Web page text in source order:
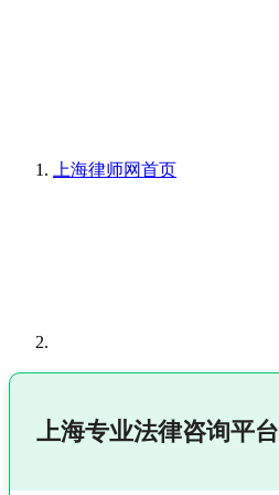
上海律师网首页
上海专业法律咨询平台